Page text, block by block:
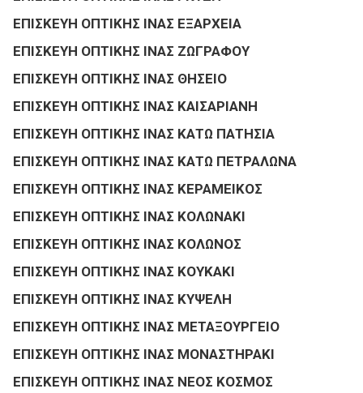
ΕΠΙΣΚΕΥΗ ΟΠΤΙΚΗΣ ΙΝΑΣ ΕΞΑΡΧΕΙΑ
ΕΠΙΣΚΕΥΗ ΟΠΤΙΚΗΣ ΙΝΑΣ ΖΩΓΡΑΦΟΥ
ΕΠΙΣΚΕΥΗ ΟΠΤΙΚΗΣ ΙΝΑΣ ΘΗΣΕΙΟ
ΕΠΙΣΚΕΥΗ ΟΠΤΙΚΗΣ ΙΝΑΣ ΚΑΙΣΑΡΙΑΝΗ
ΕΠΙΣΚΕΥΗ ΟΠΤΙΚΗΣ ΙΝΑΣ ΚΑΤΩ ΠΑΤΗΣΙΑ
ΕΠΙΣΚΕΥΗ ΟΠΤΙΚΗΣ ΙΝΑΣ ΚΑΤΩ ΠΕΤΡΑΛΩΝΑ
ΕΠΙΣΚΕΥΗ ΟΠΤΙΚΗΣ ΙΝΑΣ ΚΕΡΑΜΕΙΚΟΣ
ΕΠΙΣΚΕΥΗ ΟΠΤΙΚΗΣ ΙΝΑΣ ΚΟΛΩΝΑΚΙ
ΕΠΙΣΚΕΥΗ ΟΠΤΙΚΗΣ ΙΝΑΣ ΚΟΛΩΝΟΣ
ΕΠΙΣΚΕΥΗ ΟΠΤΙΚΗΣ ΙΝΑΣ ΚΟΥΚΑΚΙ
ΕΠΙΣΚΕΥΗ ΟΠΤΙΚΗΣ ΙΝΑΣ ΚΥΨΕΛΗ
ΕΠΙΣΚΕΥΗ ΟΠΤΙΚΗΣ ΙΝΑΣ ΜΕΤΑΞΟΥΡΓΕΙΟ
ΕΠΙΣΚΕΥΗ ΟΠΤΙΚΗΣ ΙΝΑΣ ΜΟΝΑΣΤΗΡΑΚΙ
ΕΠΙΣΚΕΥΗ ΟΠΤΙΚΗΣ ΙΝΑΣ ΝΕΟΣ ΚΟΣΜΟΣ